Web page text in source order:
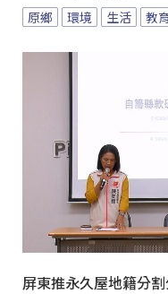
原鄉 環境 生活 教
屏東推永久屋地籍分